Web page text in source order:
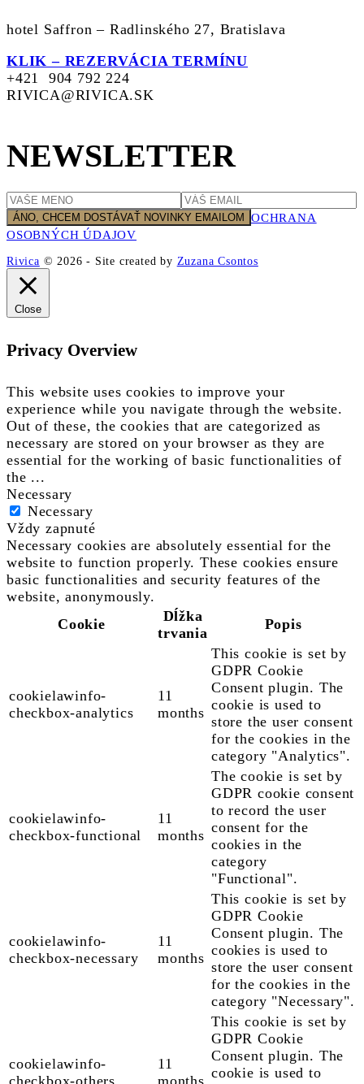
hotel Saffron – Radlinského 27, Bratislava
KLIK – REZERVÁCIA TERMÍNU
+421 904 792 224
RIVICA@RIVICA.SK
NEWSLETTER
OCHRANA
OSOBNÝCH ÚDAJOV
Rivica © 2026- Site created by Zuzana Csontos
Close
Privacy Overview
This website uses cookies to improve your
experience while you navigate through the website.
Out of these, the cookies that are categorized as
necessary are stored on your browser as they are
essential for the working of basic functionalities of
the ...
Necessary
Necessary
Vždy zapnuté
Necessary cookies are absolutely essential for the
website to function properly. These cookies ensure
basic functionalities and security features of the
website, anonymously.
Cookie
Dĺžka
trvania
Popis
cookielawinfo-
checkbox-analytics
11
months
This cookie is set by
GDPR Cookie
Consent plugin. The
cookie is used to
store the user consent
for the cookies in the
category "Analytics".
cookielawinfo-
checkbox-functional
11
months
The cookie is set by
GDPR cookie consent
to record the user
consent for the
cookies in the
category
"Functional".
cookielawinfo-
checkbox-necessary
11
months
This cookie is set by
GDPR Cookie
Consent plugin. The
cookies is used to
store the user consent
for the cookies in the
category "Necessary".
cookielawinfo-
checkbox-others
11
months
This cookie is set by
GDPR Cookie
Consent plugin. The
cookie is used to